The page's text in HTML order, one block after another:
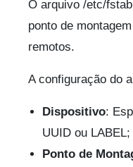
O arquivo /etc/
ponto de
remotos.
A configuração do
Dispositivo:
UUID ou LABEL;
Ponto de